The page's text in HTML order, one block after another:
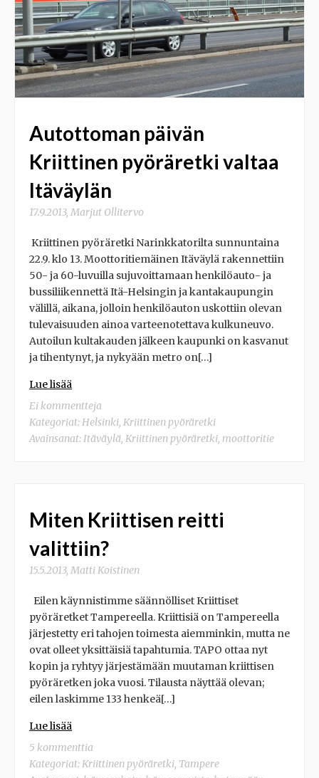
Autottoman päivän
Kriittinen pyöräretki valtaa
Itäväylän
17.9.2013, Marjut Ollitervo
Kriittinen pyöräretki Narinkkatorilta sunnuntaina
22.9. klo 13. Moottoritiemäinen Itäväylä rakennettiin
50- ja 60-luvuilla sujuvoittamaan henkilöauto- ja
bussiliikennettä Itä-Helsingin ja kantakaupungin
välillä, aikana, jolloin henkilöauton uskottiin olevan
tulevaisuuden ainoa varteenotettava kulkuneuvo.
Autoilun kultakauden jälkeen kaupunki on kasvanut
ja tihentynyt, ja nykyään metro on[…]
Lue lisää
Ei kommentteja
Kategoriat:Helsinki, Kriittinen pyöräretki
Avainsanat:Itäväylä, Kriittinen pyöräretki, moottoritie
Miten Kriittisen reitti
valittiin?
15.5.2013, Matti Koistinen
Eilen käynnistimme säännölliset Kriittiset
pyöräretket Tampereella. Kriittisiä on Tampereella
järjestetty eri tahojen toimesta aiemminkin, mutta ne
ovat olleet yksittäisiä tapahtumia. TAPO ottaa nyt
kopin ja ryhtyy järjestämään muutaman kriittisen
pyöräretken joka vuosi. Tilausta näyttää olevan;
eilen laskimme 133 henkeä[…]
Lue lisää
5 kommenttia
Kategoriat:Kriittinen pyöräretki, Tampere